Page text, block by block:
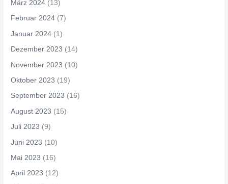
März 2024 (13)
Februar 2024 (7)
Januar 2024 (1)
Dezember 2023 (14)
November 2023 (10)
Oktober 2023 (19)
September 2023 (16)
August 2023 (15)
Juli 2023 (9)
Juni 2023 (10)
Mai 2023 (16)
April 2023 (12)